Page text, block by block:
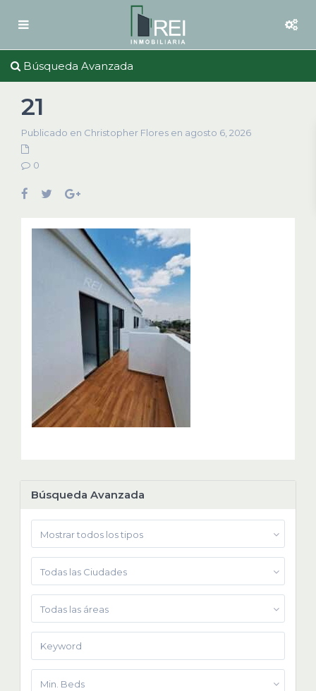
Búsqueda Avanzada
21
Publicado en Christopher Flores en agosto 6, 2026
0
Búsqueda Avanzada
Mostrar todos los tipos
Todas las Ciudades
Todas las áreas
Min. Beds